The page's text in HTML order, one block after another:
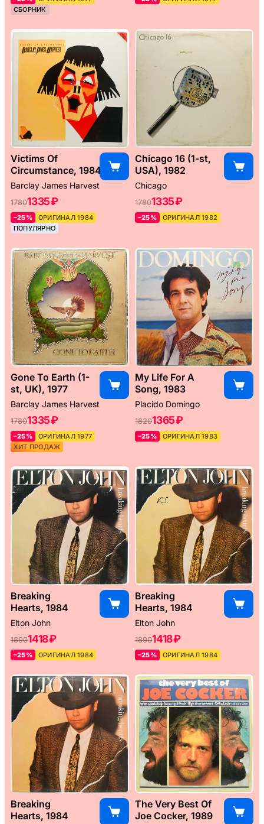
СБОРНИК
Victims Of
Circumstance, 1984
Barclay James Harvest
17801335 ₽
–25%
ОРИГИНАЛ 1984
ПОПУЛЯРНО
Chicago 16 (1-st,
USA), 1982
Chicago
17801335 ₽
–25% ОРИГИНАЛ 1982
Gone To Earth (1-
st, UK), 1977
Barclay James Harvest
17801335 ₽
–25%
ОРИГИНАЛ 1977
ХИТ ПРОДАЖ
My Life For A
Song, 1983
Placido Domingo
18201365 ₽
–25% ОРИГИНАЛ 1983
Breaking
Hearts, 1984
Elton John
18901418 ₽
–25% ОРИГИНАЛ 1984
Breaking
Hearts, 1984
Elton John
18901418 ₽
–25% ОРИГИНАЛ 1984
Breaking
Hearts, 1984
The Very Best Of
Joe Cocker, 1989